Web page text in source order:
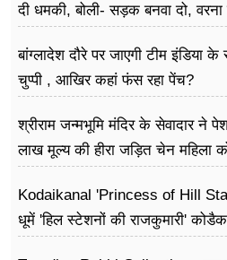
दी धमकी, बोली- सड़क बनवा दो,
बांग्लादेश दौरे पर जाएगी टीम इंडिया
चुप्पी , आखिर कहां फंस रहा पेंच?
श्रीराम जन्मभूमि मंदिर के सेवादार ने
लाख मूल्य की हीरा जड़ित चेन महिला
Kodaikanal 'Princess of Hill
धूमें 'हिल स्टेशनों की राजकुमारी'